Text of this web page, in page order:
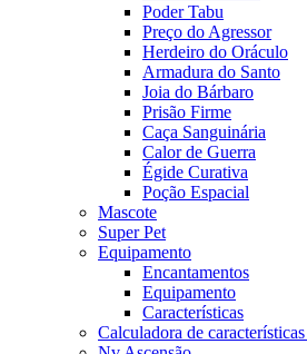
Poder Tabu
Preço do Agressor
Herdeiro do Oráculo
Armadura do Santo
Joia do Bárbaro
Prisão Firme
Caça Sanguinária
Calor de Guerra
Égide Curativa
Poção Espacial
Mascote
Super Pet
Equipamento
Encantamentos
Equipamento
Características
Calculadora de